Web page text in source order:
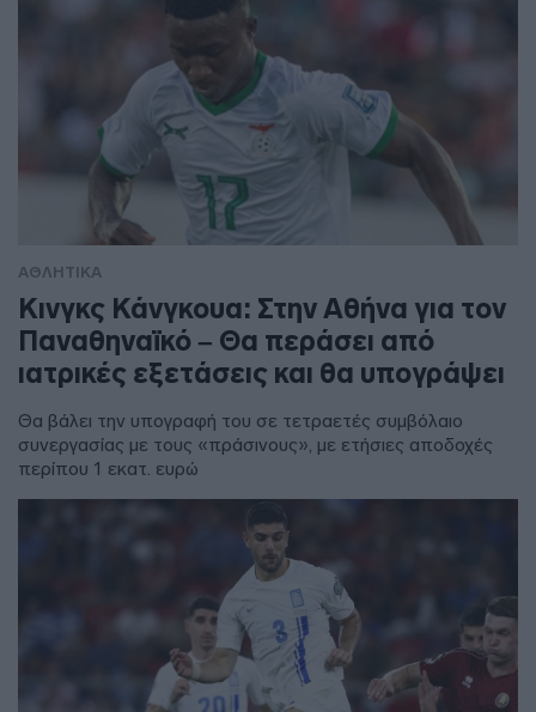
ΑΘΛΗΤΙΚΑ
Κινγκς Κάνγκουα: Στην Αθήνα για τον
Παναθηναϊκό – Θα περάσει από
ιατρικές εξετάσεις και θα υπογράψει
Θα βάλει την υπογραφή του σε τετραετές συμβόλαιο
συνεργασίας με τους «πράσινους», με ετήσιες αποδοχές
περίπου 1 εκατ. ευρώ